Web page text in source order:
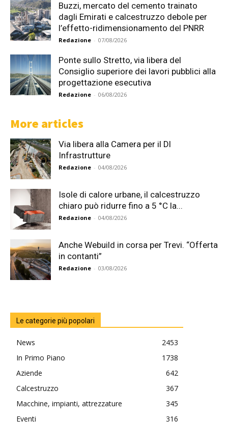
Buzzi, mercato del cemento trainato
dagli Emirati e calcestruzzo debole per
l’effetto-ridimensionamento del PNRR
Redazione - 07/08/2026
Ponte sullo Stretto, via libera del
Consiglio superiore dei lavori pubblici alla
progettazione esecutiva
Redazione - 06/08/2026
More articles
Via libera alla Camera per il Dl
Infrastrutture
Redazione - 04/08/2026
Isole di calore urbane, il calcestruzzo
chiaro può ridurre fino a 5 °C la...
Redazione - 04/08/2026
Anche Webuild in corsa per Trevi. “Offerta
in contanti”
Redazione - 03/08/2026
Le categorie più popolari
News
2453
In Primo Piano
1738
Aziende
642
Calcestruzzo
367
Macchine, impianti, attrezzature
345
Eventi
316